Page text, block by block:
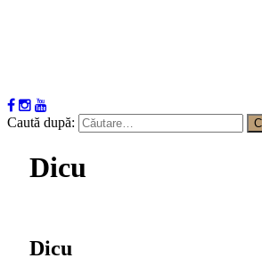
Caută după:
Dicu
Dicu